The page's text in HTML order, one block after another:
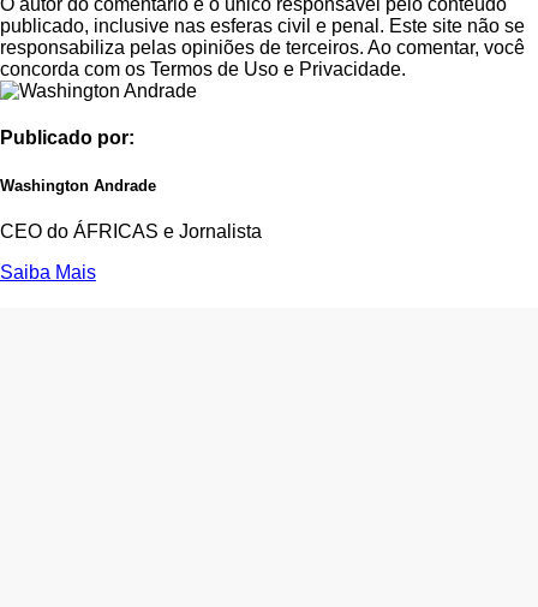
O autor do comentário é o único responsável pelo conteúdo
publicado, inclusive nas esferas civil e penal. Este site não se
responsabiliza pelas opiniões de terceiros. Ao comentar, você
concorda com os Termos de Uso e Privacidade.
Publicado por:
Washington Andrade
CEO do ÁFRICAS e Jornalista
Saiba Mais